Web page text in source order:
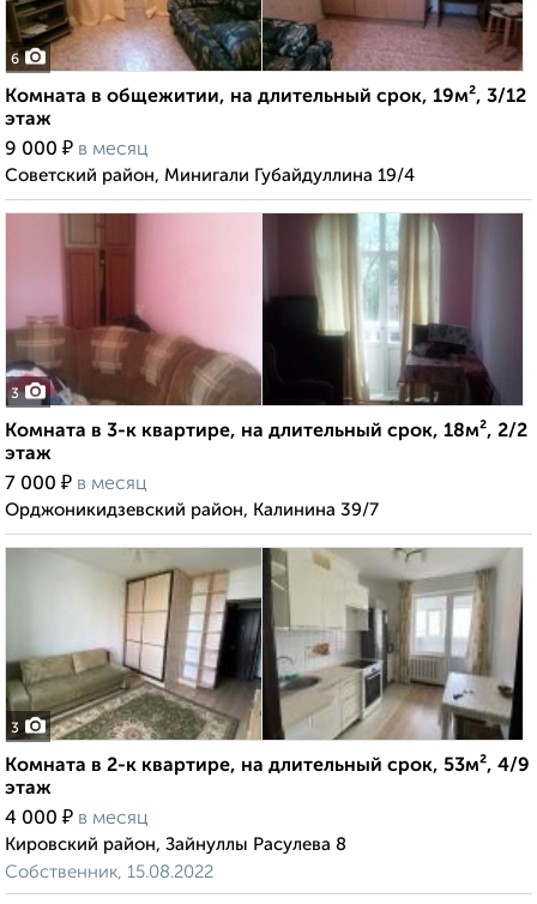
6
Комната в общежитии, на длительный срок, 19м², 3/12
этаж
9 000 ₽ в месяц
Советский район, Минигали Губайдуллина 19/4
3
Комната в 3-к квартире, на длительный срок, 18м², 2/2
этаж
7 000 ₽ в месяц
Орджоникидзевский район, Калинина 39/7
3
Комната в 2-к квартире, на длительный срок, 53м², 4/9
этаж
4 000 ₽ в месяц
Кировский район, Зайнуллы Расулева 8
Собственник, 15.08.2022